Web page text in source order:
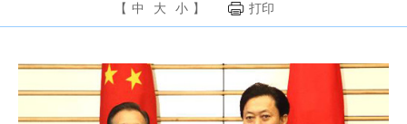
【 中 大 小 】 打印